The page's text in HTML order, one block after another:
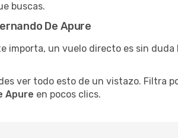
buscas.
De Apure
importa, un vuelo directo es sin
ver todo esto de un vistazo. Filtra
Apure en pocos clics.